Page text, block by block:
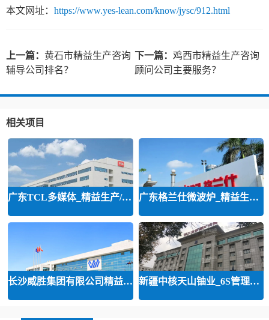
本文网址： https://www.yes-lean.com/know/jysc/912.html
上一篇： 黄石市精益生产咨询
辅导公司排名？
下一篇： 鸡西市精益生产咨询
顾问公司主要服务？
相关项目
广东TCL多媒体_精益生产/精益品质/ 广东格兰仕微波炉_精益生产等咨询
长沙威胜集团有限公司精益运营 新疆中核天山铀业_6S管理和精益管